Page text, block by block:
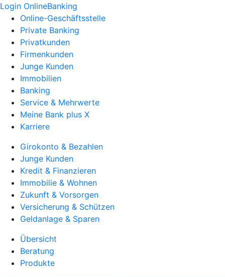
Login OnlineBanking
Online-Geschäftsstelle
Private Banking
Privatkunden
Firmenkunden
Junge Kunden
Immobilien
Banking
Service & Mehrwerte
Meine Bank plus X
Karriere
Girokonto & Bezahlen
Junge Kunden
Kredit & Finanzieren
Immobilie & Wohnen
Zukunft & Vorsorgen
Versicherung & Schützen
Geldanlage & Sparen
Übersicht
Beratung
Produkte